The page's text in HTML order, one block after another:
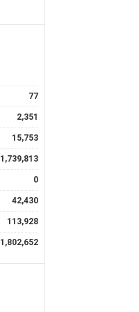
77
2,351
15,753
1,739,813
0
42,430
113,928
1,802,652